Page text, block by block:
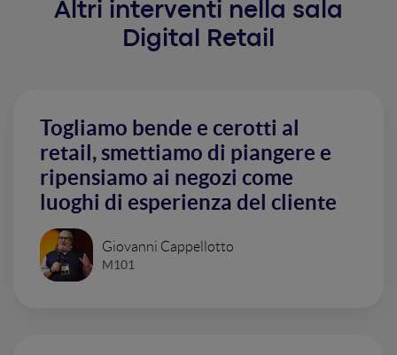
Altri interventi nella sala
Digital Retail
Togliamo bende e cerotti al
retail, smettiamo di piangere e
ripensiamo ai negozi come
luoghi di esperienza del cliente
Giovanni Cappellotto
M101